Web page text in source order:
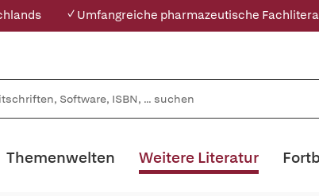
✓ Umfangreiche pharmazeutische
Themenwelten Weitere Literatur